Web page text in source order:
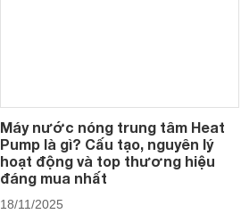
Máy nước nóng trung tâm Heat
Pump là gì? Cấu tạo, nguyên lý
hoạt động và top thương hiệu
đáng mua nhất
18/11/2025